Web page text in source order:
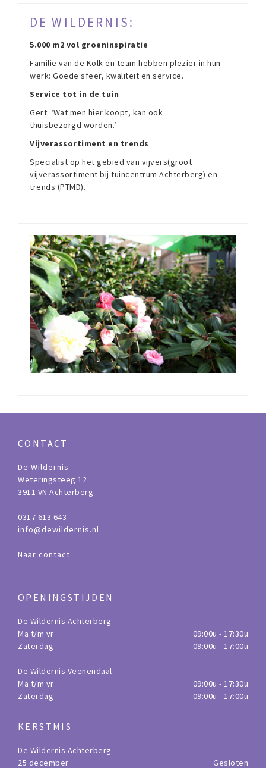
DE WILDERNIS:
5.000 m2 vol groeninspiratie
Familie van de Kolk en team hebben plezier in hun
werk: Goede sfeer, kwaliteit en service.
Service tot in de tuin
Gert: ‘Wat men hier koopt, kan ook
thuisbezorgd worden.’
Vijverassortiment en trends
Specialist op het gebied van vijvers(groot
vijverassortiment bij tuincentrum Achterberg) en
trends (PTMD).
CONTACT
De Wildernis
Weteringsteeg 12
3911 VN Achterberg
0317 613 643
info@dewildernis.nl
Naar contact
OPENINGSTIJDEN
De Wildernis Achterberg
Ma t/m vr
09:00u - 17:30u
Zaterdag
09:00u - 17:00u
De Wildernis Veenendaal
Ma t/m vr
09:00u - 17:30u
Zaterdag
09:00u - 17:00u
KERSTMIS
De Wildernis Achterberg
25 december
Gesloten